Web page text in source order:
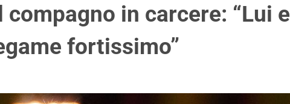
in carcere: “Lui e
fortissimo”